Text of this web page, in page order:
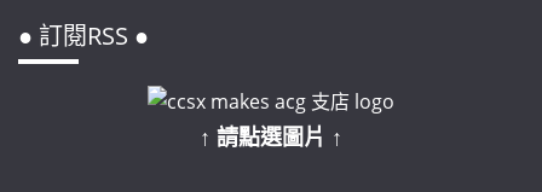
● 訂閱RSS ●
↑ 請點選圖片 ↑